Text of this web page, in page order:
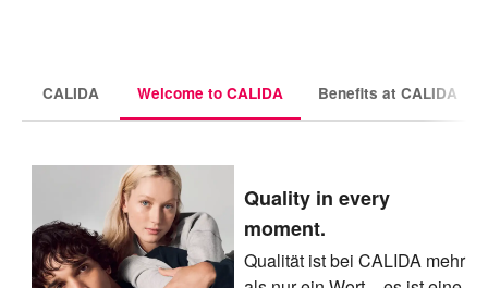
CALIDA Welcome to CALIDA Benefits at CALIDA
Quality in every
moment.
Qualität ist bei CALIDA mehr